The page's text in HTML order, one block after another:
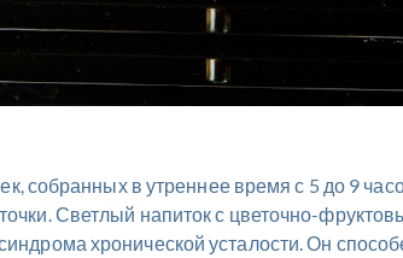
собранных в утреннее время с 5 до 9
Светлый напиток с цветочно-
хронической усталости. Он